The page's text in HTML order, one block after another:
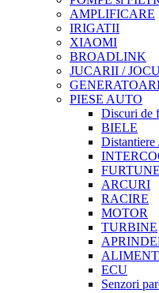
AMPLIFICARE
IRIGATII
XIAOMI
BROADLINK
JUCARII /
PIESE AUTO
Discuri de
BIELE
Distantiere
ARCURI
RACIRE
MOTOR
TURBINE
ECU
Senzori